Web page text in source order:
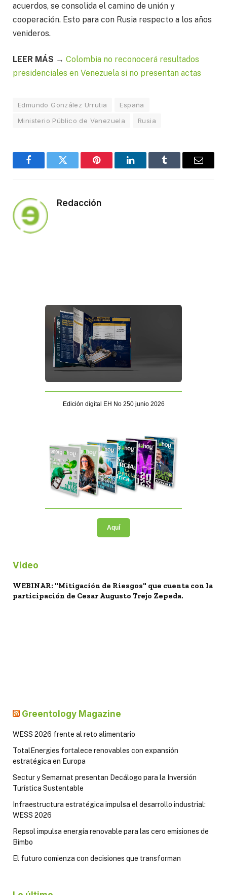
acuerdos, se consolida el camino de unión y
cooperación. Esto para con Rusia respecto a los años
venideros.
LEER MÁS → Colombia no reconocerá resultados
presidenciales en Venezuela si no presentan actas
Edmundo González Urrutia
España
Ministerio Público de Venezuela
Rusia
FacebookTwitter Pinterest LinkedInTumblr Email
Redacción
Edición digital EH No 250 junio 2026
Aquí
Video
WEBINAR: "Mitigación de Riesgos" que cuenta con la
participación de Cesar Augusto Trejo Zepeda.
Greentology Magazine
WESS 2026 frente al reto alimentario
TotalEnergies fortalece renovables con expansión
estratégica en Europa
Sectur y Semarnat presentan Decálogo para la Inversión
Turística Sustentable
Infraestructura estratégica impulsa el desarrollo industrial:
WESS 2026
Repsol impulsa energía renovable para las cero emisiones de
Bimbo
El futuro comienza con decisiones que transforman